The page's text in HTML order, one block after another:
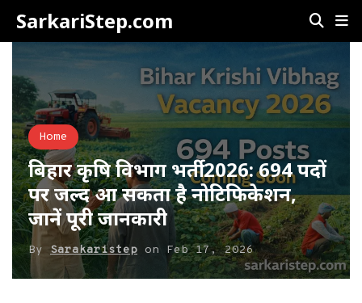
SarkariStep.com
Home
बिहार कृषि विभाग भर्ती 2026: 694 पदों
पर जल्द आ सकता है नोटिफिकेशन,
जानें पूरी जानकारी
By Sarakaristep on Feb 17, 2026